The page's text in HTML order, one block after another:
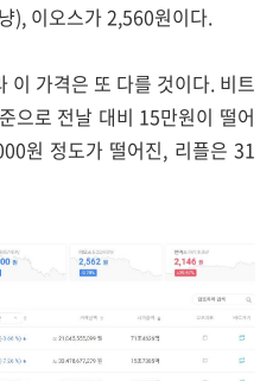
), 이오스가 2,560원이다.
이 가격은 또 다를 것이다. 비트
으로 전날 대비 15만원이 떨어
원 정도가 떨어진, 리플은 31